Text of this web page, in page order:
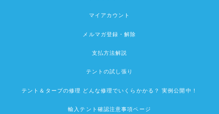
マイアカウント
メルマガ登録・解除
支払方法解説
テントの試し張り
テント＆タープの修理 どんな修理でいくらかかる？ 実例公開中！
輸入テント確認注意事項ページ